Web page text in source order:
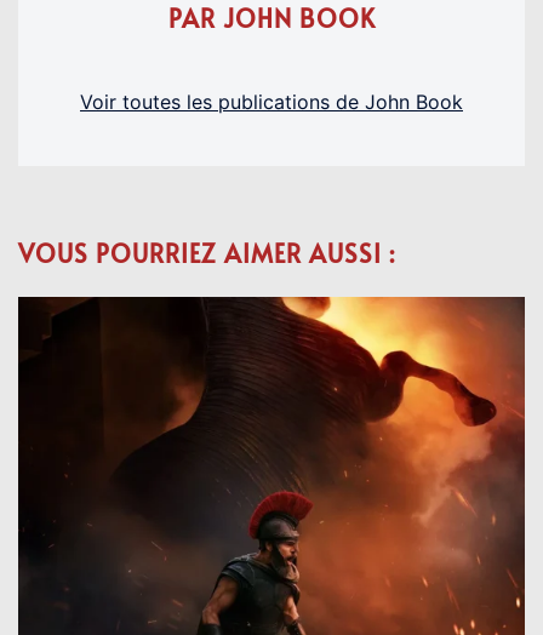
PAR JOHN BOOK
Voir toutes les publications de John Book
VOUS POURRIEZ AIMER AUSSI :